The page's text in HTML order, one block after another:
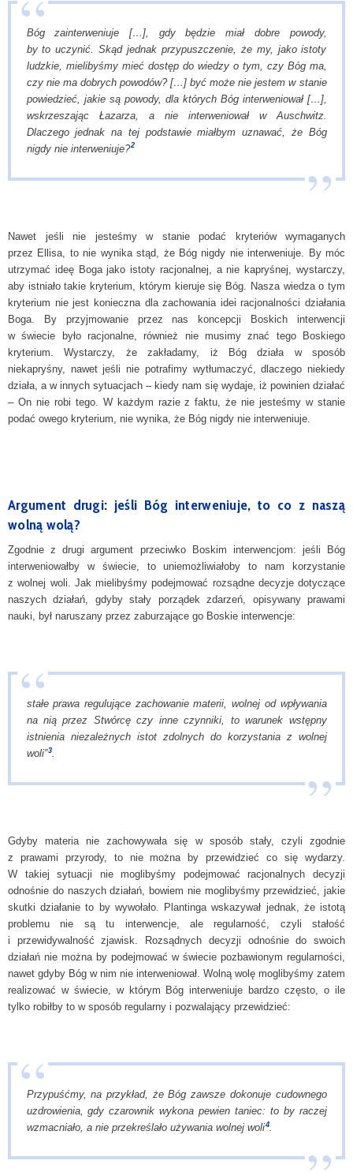
Bóg zainterweniuje […], gdy będzie miał dobre powody,
by to uczynić. Skąd jednak przypuszczenie, że my, jako istoty
ludzkie, mielibyśmy mieć dostęp do wiedzy o tym, czy Bóg ma,
czy nie ma dobrych powodów? […] być może nie jestem w stanie
powiedzieć, jakie są powody, dla których Bóg interweniował […],
wskrzeszając Łazarza, a nie interweniował w Auschwitz.
Dlaczego jednak na tej podstawie miałbym uznawać, że Bóg
nigdy nie interweniuje?2
Nawet jeśli nie jesteśmy w stanie podać kryteriów wymaganych
przez Ellisa, to nie wynika stąd, że Bóg nigdy nie interweniuje. By móc
utrzymać ideę Boga jako istoty racjonalnej, a nie kapryśnej, wystarczy,
aby istniało takie kryterium, którym kieruje się Bóg. Nasza wiedza o tym
kryterium nie jest konieczna dla zachowania idei racjonalności działania
Boga. By przyjmowanie przez nas koncepcji Boskich interwencji
w świecie było racjonalne, również nie musimy znać tego Boskiego
kryterium. Wystarczy, że zakładamy, iż Bóg działa w sposób
niekapryśny, nawet jeśli nie potrafimy wytłumaczyć, dlaczego niekiedy
działa, a w innych sytuacjach – kiedy nam się wydaje, iż powinien działać
– On nie robi tego. W każdym razie z faktu, że nie jesteśmy w stanie
podać owego kryterium, nie wynika, że Bóg nigdy nie interweniuje.
Argument drugi: jeśli Bóg interweniuje, to co z naszą
wolną wolą?
Zgodnie z drugi argument przeciwko Boskim interwencjom: jeśli Bóg
interweniowałby w świecie, to uniemożliwiałoby to nam korzystanie
z wolnej woli. Jak mielibyśmy podejmować rozsądne decyzje dotyczące
naszych działań, gdyby stały porządek zdarzeń, opisywany prawami
nauki, był naruszany przez zaburzające go Boskie interwencje:
stałe prawa regulujące zachowanie materii, wolnej od wpływania
na nią przez Stwórcę czy inne czynniki, to warunek wstępny
istnienia niezależnych istot zdolnych do korzystania z wolnej
woli”3.
Gdyby materia nie zachowywała się w sposób stały, czyli zgodnie
z prawami przyrody, to nie można by przewidzieć co się wydarzy.
W takiej sytuacji nie moglibyśmy podejmować racjonalnych decyzji
odnośnie do naszych działań, bowiem nie moglibyśmy przewidzieć, jakie
skutki działanie to by wywołało. Plantinga wskazywał jednak, że istotą
problemu nie są tu interwencje, ale regularność, czyli stałość
i przewidywalność zjawisk. Rozsądnych decyzji odnośnie do swoich
działań nie można by podejmować w świecie pozbawionym regularności,
nawet gdyby Bóg w nim nie interweniował. Wolną wolę moglibyśmy zatem
realizować w świecie, w którym Bóg interweniuje bardzo często, o ile
tylko robiłby to w sposób regularny i pozwalający przewidzieć:
Przypuśćmy, na przykład, że Bóg zawsze dokonuje cudownego
uzdrowienia, gdy czarownik wykona pewien taniec: to by raczej
wzmacniało, a nie przekreślało używania wolnej woli4.